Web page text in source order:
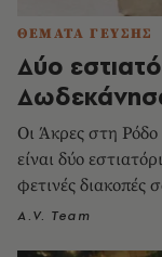
ΘΕΜΑΤΑ ΓΕΥΣΗΣ
Δύο
Οι Άκρες στη
είναι δύο
φετινές
A.V. Team